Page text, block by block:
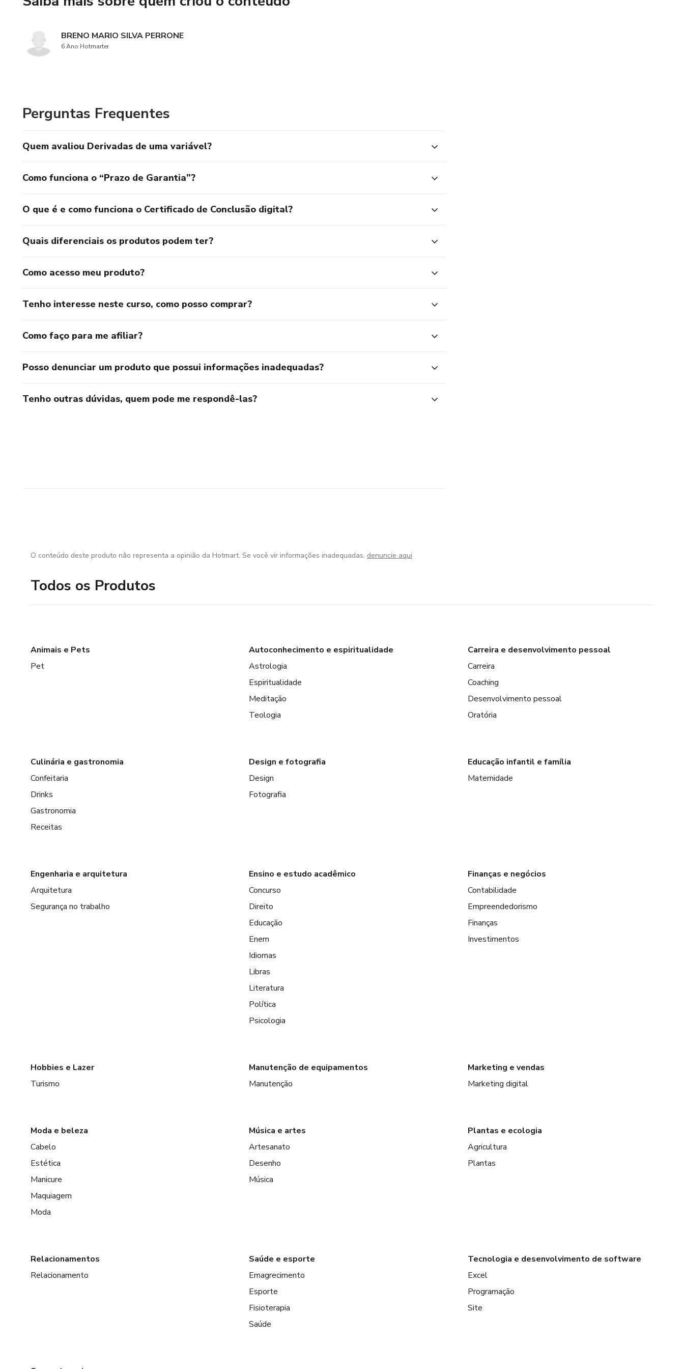
BRENO MARIO SILVA PERRONE
6 Ano Hotmarter
Perguntas Frequentes
Quem avaliou Derivadas de uma variável?
Como funciona o “Prazo de Garantia”?
O que é e como funciona o Certificado de Conclusão digital?
Quais diferenciais os produtos podem ter?
Como acesso meu produto?
Tenho interesse neste curso, como posso comprar?
Como faço para me afiliar?
Posso denunciar um produto que possui informações inadequadas?
Tenho outras dúvidas, quem pode me respondê-las?
O conteúdo deste produto não representa a opinião da Hotmart. Se você vir informações inadequadas, denuncie aqui
Todos os Produtos
Animais e Pets
Pet
Autoconhecimento e espiritualidade
Astrologia
Espiritualidade
Meditação
Teologia
Carreira e desenvolvimento pessoal
Carreira
Coaching
Desenvolvimento pessoal
Oratória
Culinária e gastronomia
Confeitaria
Drinks
Gastronomia
Receitas
Design e fotografia
Design
Fotografia
Educação infantil e família
Maternidade
Engenharia e arquitetura
Arquitetura
Segurança no trabalho
Ensino e estudo acadêmico
Concurso
Direito
Educação
Enem
Idiomas
Libras
Literatura
Política
Psicologia
Finanças e negócios
Contabilidade
Empreendedorismo
Finanças
Investimentos
Hobbies e Lazer
Turismo
Manutenção de equipamentos
Manutenção
Marketing e vendas
Marketing digital
Moda e beleza
Cabelo
Estética
Manicure
Maquiagem
Moda
Música e artes
Artesanato
Desenho
Música
Plantas e ecologia
Agricultura
Plantas
Relacionamentos
Relacionamento
Saúde e esporte
Emagrecimento
Esporte
Fisioterapia
Saúde
Tecnologia e desenvolvimento de software
Excel
Programação
Site